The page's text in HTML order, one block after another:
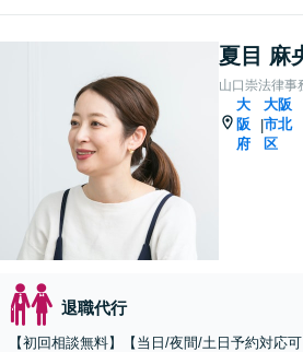
夏目 麻
山口崇法律事
大
阪
府
|
大阪
市北
区
退職代行
【初回相談無料】【当日/夜間/土日予約対応